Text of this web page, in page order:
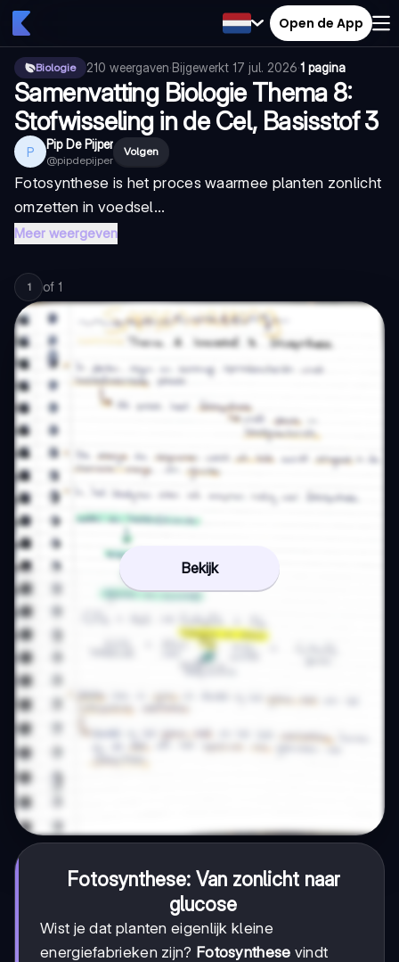
Open de App
Biologie 210 weergaven·Bijgewerkt 17 jul. 2026·1 pagina
Samenvatting Biologie Thema 8:
Stofwisseling in de Cel, Basisstof 3
P Pip De Pijper
@pipdepijper
Volgen
Fotosynthese is het proces waarmee planten zonlicht
omzetten in voedsel...
Meer weergeven
1 of 1
Bekijk
Fotosynthese: Van zonlicht naar
glucose
Wist je dat planten eigenlijk kleine
energiefabrieken zijn? Fotosynthese vindt